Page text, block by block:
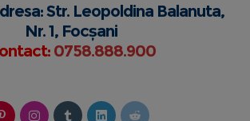
Str. Leopoldina Balanuta,
Nr. 1, Focșani
0758.888.900